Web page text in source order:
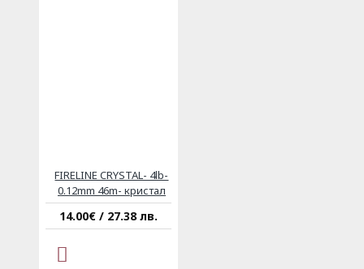
FIRELINE CRYSTAL- 4lb-
0.12mm 46m- кристал
14.00€ / 27.38 лв.